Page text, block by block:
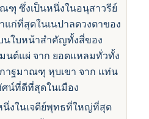
ฑุ ซึ่งเป็นหนึ่งในอนุสาวรีย์
ก่ที่สุดในเนปาลดวงตาของ
นใบหน้าสําคัญทั้งสี่ของ
นต์แผ่ จาก ยอดแหลมทั่วทั้ง
าฐมาณฑุ หุบเขา จาก แท่น
น์ที่ดีที่สุดในเมือง
งในเจดีย์พุทธที่ใหญ่ที่สุด